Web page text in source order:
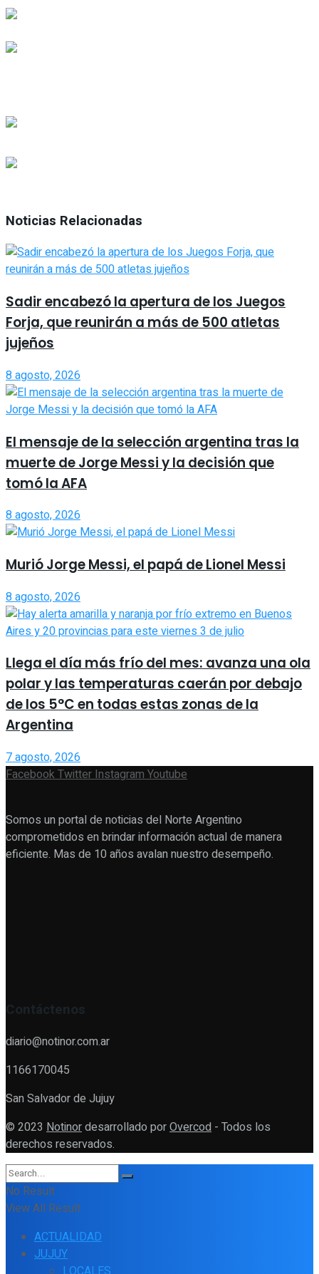
Noticias Relacionadas
Sadir encabezó la apertura de los Juegos
Forja, que reunirán a más de 500 atletas
jujeños
8 agosto, 2026
El mensaje de la selección argentina tras la
muerte de Jorge Messi y la decisión que
tomó la AFA
8 agosto, 2026
Murió Jorge Messi, el papá de Lionel Messi
8 agosto, 2026
Llega el día más frío del mes: avanza una ola
polar y las temperaturas caerán por debajo
de los 5°C en todas estas zonas de la
Argentina
7 agosto, 2026
FacebookTwitterInstagramYoutube
Somos un portal de noticias del Norte Argentino
comprometidos en brindar información actual de manera
eficiente. Mas de 10 años avalan nuestro desempeño.
Contáctenos
diario@notinor.com.ar
1166170045
San Salvador de Jujuy
© 2023 Notinordesarrollado porOvercod - Todos los
derechos reservados.
No Result
View All Result
ACTUALIDAD
JUJUY